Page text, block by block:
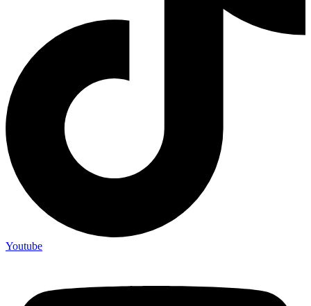
Youtube